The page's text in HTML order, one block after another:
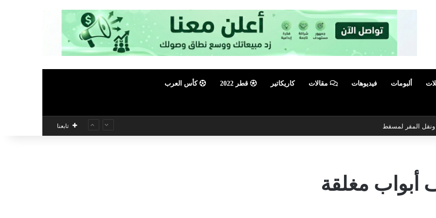
ألبومات فيديوهات مقالات كاريكاتير قطر 2022 كأس العرب
ونقل المقر لمسقط تابعنا
أبواب مغلقة